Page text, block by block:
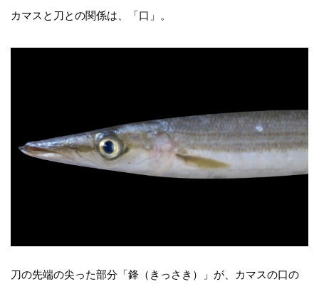
カマスと刀との関係は、「口」。
刀の先端の尖った部分「鋒（きっさき）」が、カマスの口の